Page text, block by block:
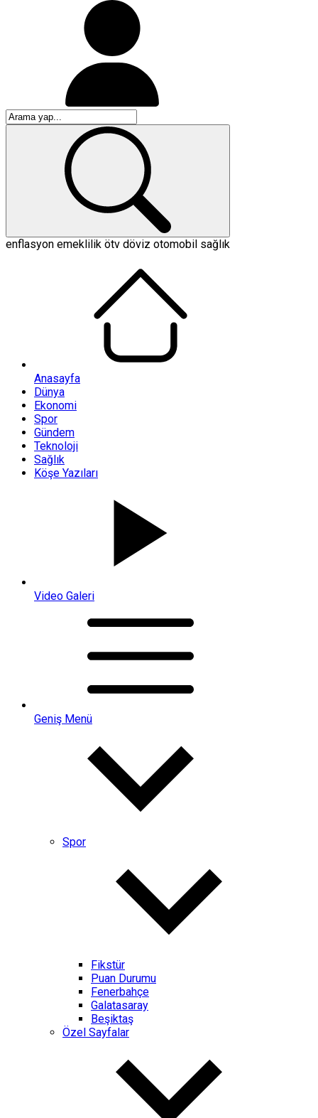
enflasyon emeklilik ötv döviz otomobil sağlık
Anasayfa
Dünya
Ekonomi
Spor
Gündem
Teknoloji
Sağlık
Köşe Yazıları
Video Galeri
Geniş Menü
Spor
Fikstür
Puan Durumu
Fenerbahçe
Galatasaray
Beşiktaş
Özel Sayfalar